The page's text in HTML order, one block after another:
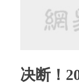
决断！